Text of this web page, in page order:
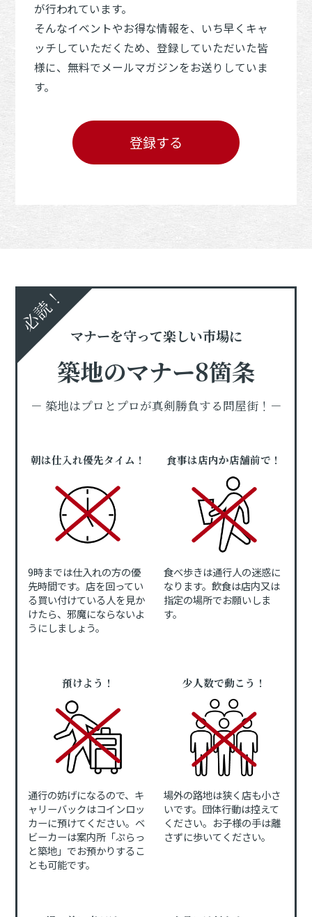
が行われています。
そんなイベントやお得な情報を、いち早くキャ
ッチしていただくため、登録していただいた皆
様に、無料でメールマガジンをお送りしていま
す。
登録する
必読！
マナーを守って楽しい市場に
築地のマナー8箇条
－ 築地はプロとプロが真剣勝負する問屋街！－
朝は仕入れ優先タイム！
9時までは仕入れの方の優
先時間です。店を回ってい
る買い付けている人を見か
けたら、邪魔にならないよ
うにしましょう。
食事は店内か店舗前で！
食べ歩きは通行人の迷惑に
なります。飲食は店内又は
指定の場所でお願いしま
す。
預けよう！
通行の妨げになるので、キ
ャリーバックはコインロッ
カーに預けてください。ベ
ビーカーは案内所「ぷらっ
と築地」でお預かりするこ
とも可能です。
少人数で動こう！
場外の路地は狭く店も小さ
いです。団体行動は控えて
ください。お子様の手は離
さずに歩いてください。